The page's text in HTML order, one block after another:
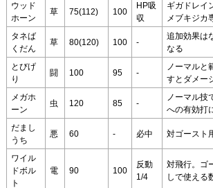
ウッド
ホーン
草 75(112) 100
HP吸
収
ギガドレイ
メブキジカ
タネば
くだん
草 80(120) 100 -
追加効果は
なる
とびげ
り
闘 100 95 -
ノーマルと
すとダメー
メガホ
ーン
虫 120 85 -
ノーマル技
への有効打
だまし
うち
悪 60 - 必中 対ゴースト
ワイル
ドボル
ト
電 90 100
反動
1/4
対飛行。ゴ
しで使える